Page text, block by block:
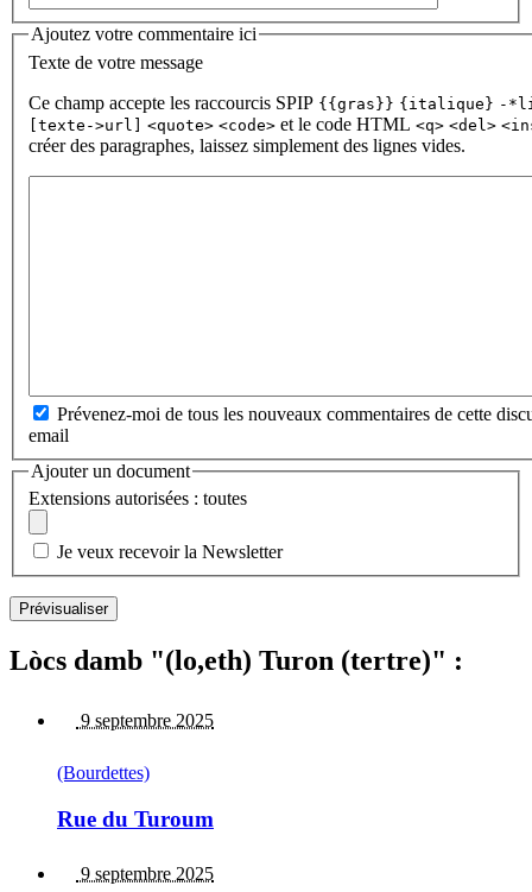
Ajoutez votre commentaire ici
Texte de votre message
Ce champ accepte les raccourcis SPIP {{gras}} {italique} -
[texte->url] <quote> <code> et le code HTML <q> <del>
créer des paragraphes, laissez simplement des lignes vides.
Prévenez-moi de tous les nouveaux commentaires de cette
email
Ajouter un document
Extensions autorisées : toutes
Je veux recevoir la Newsletter
Lòcs damb "(lo,eth) Turon (tertre)" :
9 septembre 2025
(Bourdettes)
Rue du Turoum
9 septembre 2025